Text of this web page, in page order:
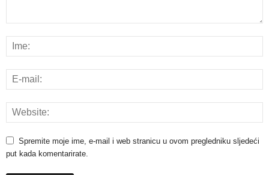
Spremite moje ime, e-mail i web stranicu u ovom pregledniku sljedeći
put kada komentarirate.